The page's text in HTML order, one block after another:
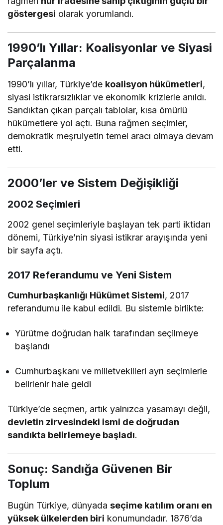
göstergesi olarak yorumlandı.
1990’lı Yıllar: Koalisyonlar ve Siyasi
Parçalanma
1990’lı yıllar, Türkiye’de koalisyon hükümetleri,
siyasi istikrarsızlıklar ve ekonomik krizlerle anıldı.
Sandıktan çıkan parçalı tablolar, kısa ömürlü
hükümetlere yol açtı. Buna rağmen seçimler,
demokratik meşruiyetin temel aracı olmaya devam
etti.
2000’ler ve Sistem Değişikliği
2002 Seçimleri
2002 genel seçimleriyle başlayan tek parti iktidarı
dönemi, Türkiye’nin siyasi istikrar arayışında yeni
bir sayfa açtı.
2017 Referandumu ve Yeni Sistem
Cumhurbaşkanlığı Hükümet Sistemi, 2017
referandumu ile kabul edildi. Bu sistemle birlikte:
Yürütme doğrudan halk tarafından seçilmeye
başlandı
Cumhurbaşkanı ve milletvekilleri ayrı seçimlerle
belirlenir hale geldi
Türkiye’de seçmen, artık yalnızca yasamayı değil,
devletin zirvesindeki ismi de doğrudan
sandıkta belirlemeye başladı.
Sonuç: Sandığa Güvenen Bir
Toplum
Bugün Türkiye, dünyadaseçime katılım oranı en
yüksek ülkelerden biri konumundadır. 1876’da